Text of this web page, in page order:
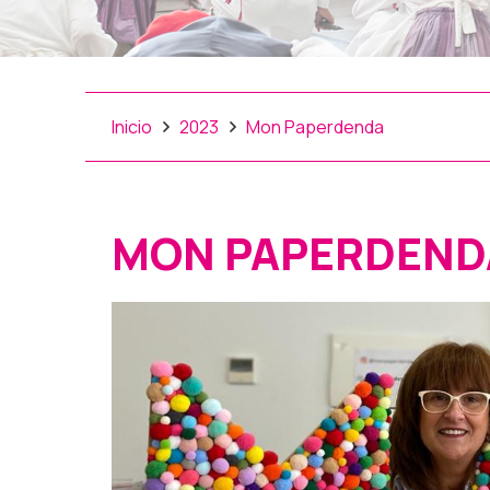
Inicio 2023 Mon Paperdenda
MON